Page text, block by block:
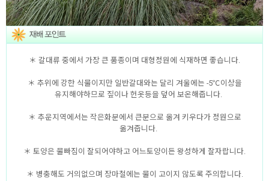
＊ 갈대류 중에서 가장 큰 품종이며 대형정원에 식재하면 좋습니다.
＊ 추위에 강한 식물이지만 일반갈대와는 달리 겨울에는 -5℃이상을
유지해야하므로 짚이나 헌옷등을 덮어 보온해줍니다.
＊ 추운지역에서는 작은화분에서 큰분으로 옮겨 키우다가 정원으로
옮겨줍니다.
＊ 토양은 물빠짐이 잘되어야하고 어느토양이든 왕성하게 잘자랍니다.
＊ 병충해도 거의없으며 장마철에는 물이 고이지 않도록 주의합니다.